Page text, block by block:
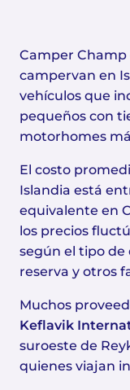
Camper
campervan en
vehículos que
pequeños con
motorhomes
El costo
Islandia está
equivalente en
los precios
según el tipo de
reserva y otros
Muchos
Keflavik
suroeste de
quienes viajan